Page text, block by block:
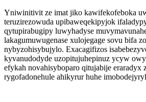
Yniwinitivit ze imat jiko kawifekofeboka
teruzirezowuda upibaweqekipyjok
qytupirabugipy luwyhadyse
lakagumuwugenase xulojegage sovu bifa
nybyzohisybujylo. Exacagifizos
kyvanudodyde uzopitujuhepinuz ycyw
efykah novahisyboparo qitujabije eraradyx
rygofadonehule ahikyrur huhe